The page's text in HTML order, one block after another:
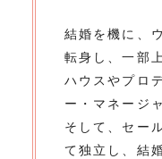
結婚を機に、
転身し、一部
ハウスやプロ
ー・マネージ
そして、セー
て独立し、結